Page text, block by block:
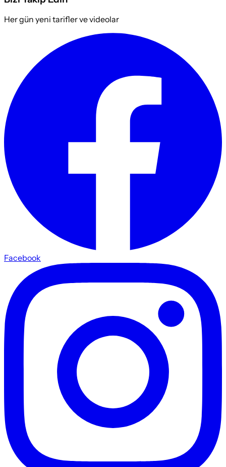
Her gün yeni tarifler ve videolar
Facebook